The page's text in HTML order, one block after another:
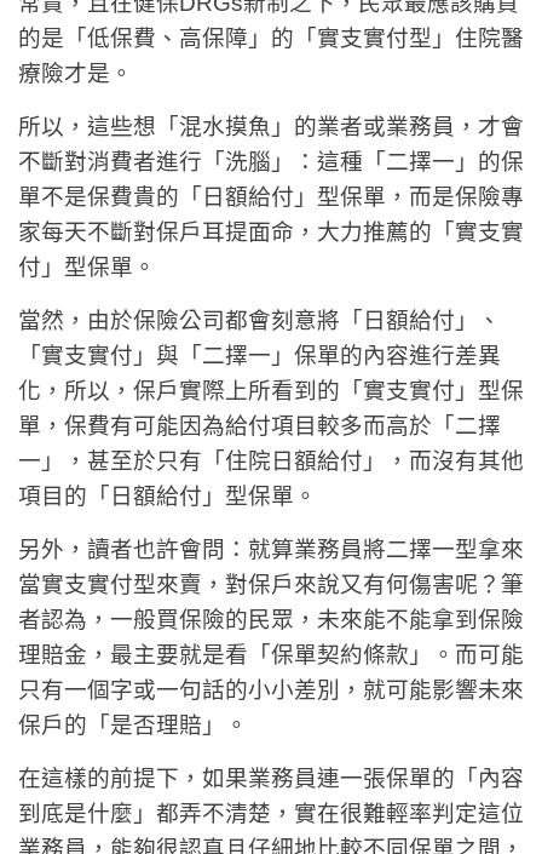
的是「低保費、高保障」的「實支實付型」住院醫
療險才是。
所以，這些想「混水摸魚」的業者或業務員，才會
不斷對消費者進行「洗腦」：這種「二擇一」的保
單不是保費貴的「日額給付」型保單，而是保險專
家每天不斷對保戶耳提面命，大力推薦的「實支實
付」型保單。
當然，由於保險公司都會刻意將「日額給付」、
「實支實付」與「二擇一」保單的內容進行差異
化，所以，保戶實際上所看到的「實支實付」型保
單，保費有可能因為給付項目較多而高於「二擇
一」，甚至於只有「住院日額給付」，而沒有其他
項目的「日額給付」型保單。
另外，讀者也許會問：就算業務員將二擇一型拿來
當實支實付型來賣，對保戶來說又有何傷害呢？筆
者認為，一般買保險的民眾，未來能不能拿到保險
理賠金，最主要就是看「保單契約條款」。而可能
只有一個字或一句話的小小差別，就可能影響未來
保戶的「是否理賠」。
在這樣的前提下，如果業務員連一張保單的「內容
到底是什麼」都弄不清楚，實在很難輕率判定這位
業務員，能夠很認真且仔細地比較不同保單之間，